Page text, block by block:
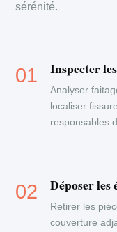
sérénité.
Inspecter
Analyser
localiser
responsables
Déposer les
Retirer les
couverture